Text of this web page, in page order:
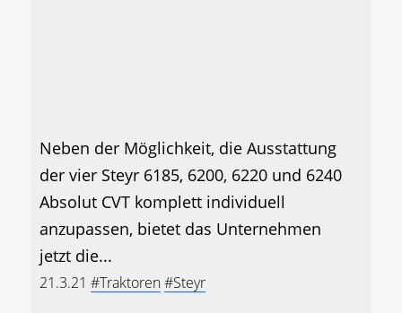
Neben der Möglichkeit, die Ausstattung
der vier Steyr 6185, 6200, 6220 und 6240
Absolut CVT komplett individuell
anzupassen, bietet das Unternehmen
jetzt die...
21.3.21 #Traktoren#Steyr